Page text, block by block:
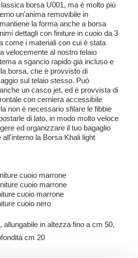
borsa U001, ma è molto più
un'anima removibile in
la forma anche a borsa
dettagli con finiture in cuoio da 3
come i materiali con cui è stata
velocemente al nostro telaio
a sgancio rapido già incluso e
borsa, che è provvisto di
sul telaio stesso. Può
un casco jet, ed è provvista di
con cerniera accessibile
non è necessario sfilare le fibbie
di lato, in modo molto veloce
ed organizzare il tuo bagaglio
la Borsa Khali light
cuoio marrone
cuoio marrone
cuoio marrone
cuoio nero
allungabile in altezza fino a cm 50,
cm 20